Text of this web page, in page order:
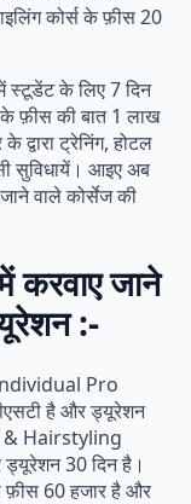
कोर्स के फ़ीस 20
के लिए 7 दिन
फ़ीस की बात 1 लाख
द्वारा ट्रेनिंग, होटल
सुविधायें। आइए अब
वाले कोर्सेज की
करवाए जाने
:-
Individual Pro
है और ड्यूरेशन
& Hairstyling
30 दिन है।
60 हजार है और